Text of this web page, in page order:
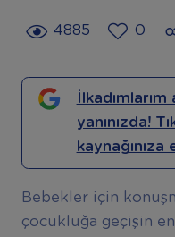
4885 0
yanınızda!
kaynağınıza
Bebekler için
çocukluğa geçişin